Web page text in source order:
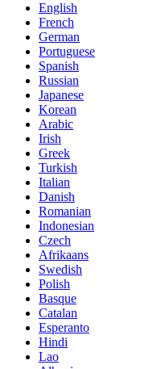
English
French
German
Portuguese
Spanish
Russian
Japanese
Korean
Arabic
Irish
Greek
Turkish
Italian
Danish
Romanian
Indonesian
Czech
Afrikaans
Swedish
Polish
Basque
Catalan
Esperanto
Hindi
Lao